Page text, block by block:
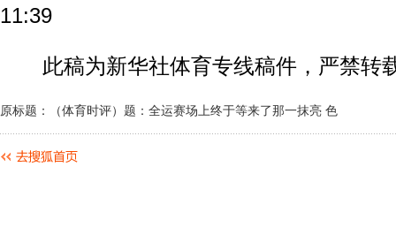
11:39
此稿为新华社体育专线稿件，严禁转
原标题：（体育时评）题：全运赛场上终于等来了那一抹亮 色